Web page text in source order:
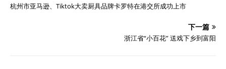
杭州市亚马逊、Tiktok大卖厨具品牌卡罗特在港交所成功上市
下一篇
浙江省“小百花” 送戏下乡到富阳